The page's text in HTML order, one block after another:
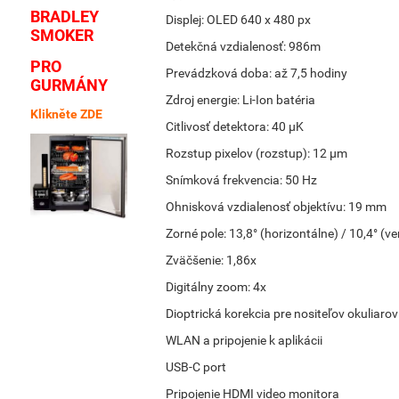
BRADLEY
SMOKER
PRO
GURMÁNY
Klikněte ZDE
Displej: OLED 640 x 480 px
Detekčná vzdialenosť: 986m
Prevádzková doba: až 7,5 hodiny
Zdroj energie: Li-Ion batéria
Citlivosť detektora: 40 µK
Rozstup pixelov (rozstup): 12 µm
Snímková frekvencia: 50 Hz
Ohnisková vzdialenosť objektívu: 19 mm
Zorné pole: 13,8° (horizontálne) / 10,4°
Zväčšenie: 1,86x
Digitálny zoom: 4x
Dioptrická korekcia pre nositeľov okuliarov
WLAN a pripojenie k aplikácii
USB-C port
Pripojenie HDMI video monitora